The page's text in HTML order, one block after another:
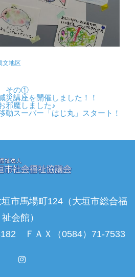
文地区
その①
講座を開催しました！！
邪魔しました♪
動スーパー「はじ丸」スタート！
市馬場町124（大垣市総合福
祉会館）
ＦＡＸ（0584）71-7533